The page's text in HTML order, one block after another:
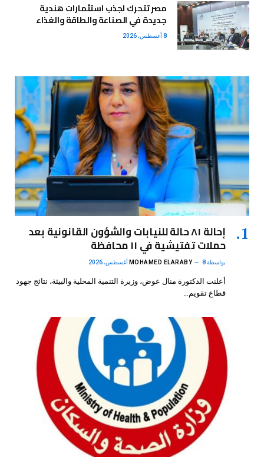
مصر تتحرك لجذب استثمارات هندية
جديدة في الصناعة والطاقة والغذاء
8 أغسطس، 2026
إحالة ٨١ حالة للنيابات والشؤون القانونية بعد
حملات تفتيشية في ١١ محافظة
بواسطة MOHAMED ELARABY 8 أغسطس، 2026
أعلنت الدكتورة منال عوض، وزيرة التنمية المحلية والبيئة، نتائج جهود
قطاع تقويم…